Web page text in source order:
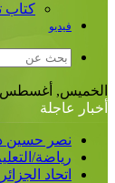
كتاب
فيديو
الخميس, أغسطس 6 2026
أخبار عاجلة
نصر حسين
رياضة/
اتحاد